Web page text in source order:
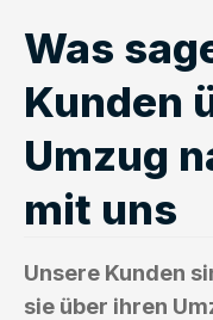
Was
Kunden
Umzug
mit uns
Unsere Kunden
sie über ihren